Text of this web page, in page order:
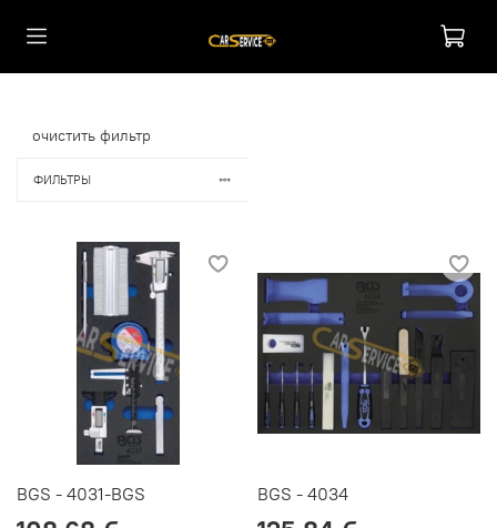
очистить фильтр
ФИЛЬТРЫ
BGS - 4031-BGS BGS - 4034